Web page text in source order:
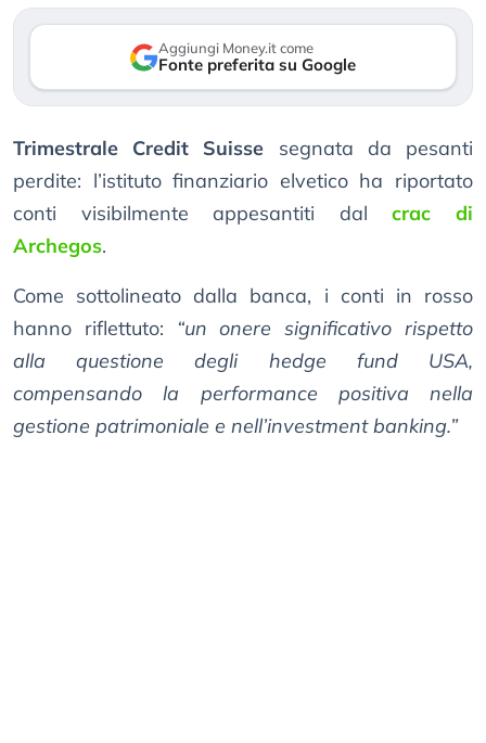
Aggiungi Money.it come
Fonte preferita su Google
Trimestrale Credit Suisse segnata da pesanti
perdite: l’istituto finanziario elvetico ha riportato
conti visibilmente appesantiti dalcrac di
Archegos.
Come sottolineato dalla banca, i conti in rosso
hanno riflettuto:
“un onere significativo rispetto
alla questione degli hedge fund USA,
compensando la performance positiva nella
gestione patrimoniale e nell’investment banking.”